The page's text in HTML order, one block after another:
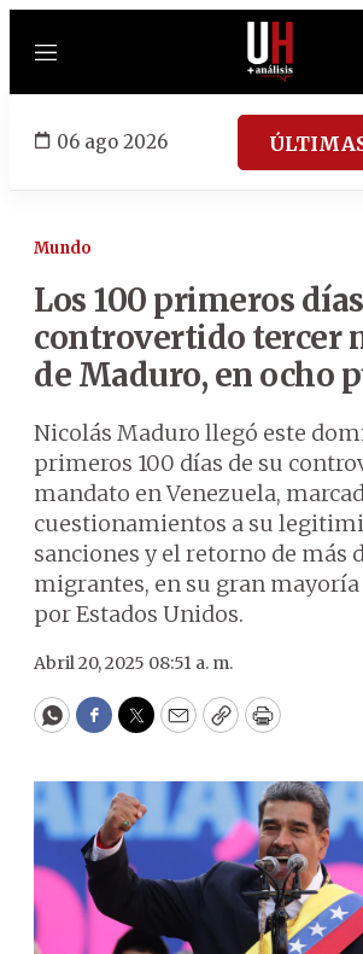
Menú
06 ago 2026
Mundo
Los 100 primeros
controvertido tercer
de Maduro, en ocho
Nicolás Maduro llegó este
primeros 100 días de su
mandato en Venezuela,
cuestionamientos a su
sanciones y el retorno de más
migrantes, en su gran
por Estados Unidos.
Abril 20, 2025 08:51 a. m.
WhatsApp
Facebook
Twitter
EmailCopyPrint